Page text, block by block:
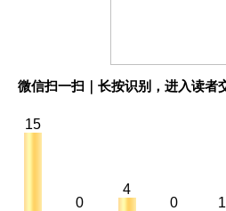
微信扫一扫｜长按识别，进入读者
15
0
4
0 1